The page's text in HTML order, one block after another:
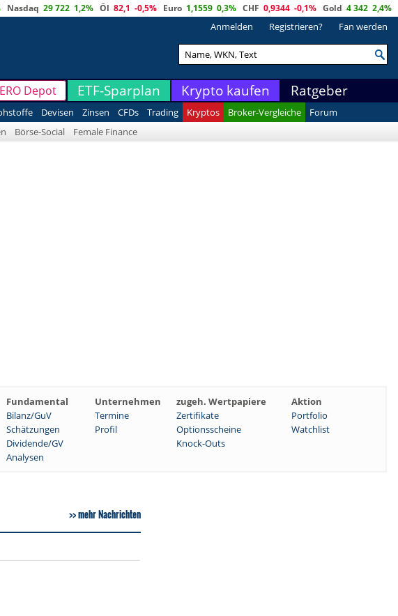
Nasdaq 29 722 1,2% Öl 82,1 -0,5% Euro 1,1559 0,3% CHF 0,9344 -0,1% Gold 4 342 2,4%
Anmelden Registrieren? Fan werden
Depot ETF-Sparplan Krypto kaufen Ratgeber
Devisen Zinsen CFDs Trading Kryptos Broker-Vergleiche
Forum
Börse-Social Female Finance
Fundamental Unternehmen zugeh. Wertpapiere
Aktion
Bilanz/GuV Termine Zertifikate
Portfolio
Schätzungen Profil Optionsscheine
Watchlist
Dividende/GV
Knock-Outs
Analysen
mehr Nachrichten